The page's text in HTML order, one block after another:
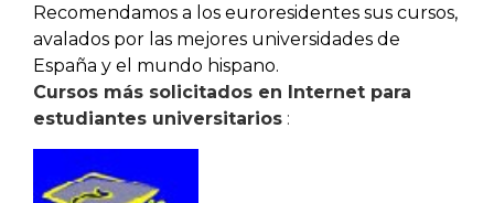
Recomendamos a los euroresidentes sus cursos,
avalados por las mejores universidades de
España y el mundo hispano.
Cursos más solicitados en Internet para
estudiantes universitarios :